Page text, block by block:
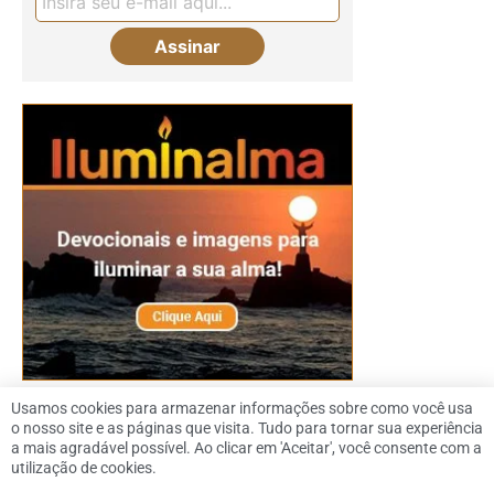
© 2026 Dennis Downing |
Usamos cookies para armazenar informações sobre como você usa
o nosso site e as páginas que visita. Tudo para tornar sua experiência
a mais agradável possível. Ao clicar em 'Aceitar', você consente com a
utilização de cookies.